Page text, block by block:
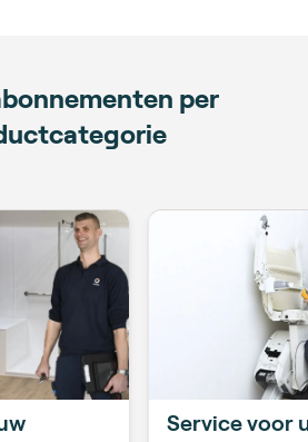
per
Service voor